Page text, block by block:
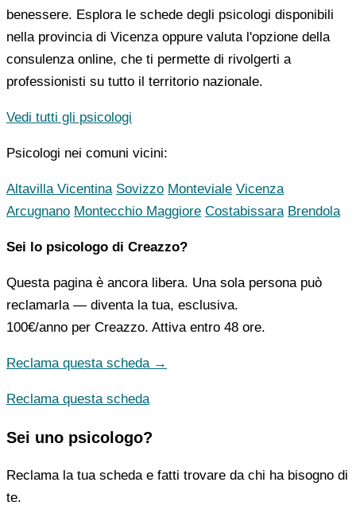
benessere. Esplora le schede degli psicologi disponibili
nella provincia di Vicenza oppure valuta l'opzione della
consulenza online, che ti permette di rivolgerti a
professionisti su tutto il territorio nazionale.
Vedi tutti gli psicologi
Psicologi nei comuni vicini:
Altavilla Vicentina Sovizzo Monteviale Vicenza
Arcugnano Montecchio Maggiore Costabissara Brendola
Sei lo psicologo di Creazzo?
Questa pagina è ancora libera. Una sola persona può
reclamarla — diventa la tua, esclusiva.
100€/anno per Creazzo. Attiva entro 48 ore.
Reclama questa scheda →
Reclama questa scheda
Sei uno psicologo?
Reclama la tua scheda e fatti trovare da chi ha bisogno di
te.